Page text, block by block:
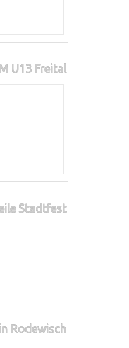
U13 Freital
Stadtfest
Rodewisch